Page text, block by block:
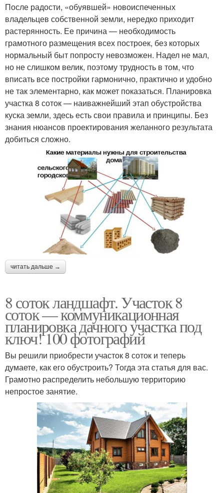
После радости, «обуявшей» новоиспеченных
владельцев собственной земли, нередко приходит
растерянность. Ее причина — необходимость
грамотного размещения всех построек, без которых
нормальный быт попросту невозможен. Надел не мал,
но не слишком велик, поэтому трудность в том, что
вписать все постройки гармонично, практично и удобно
не так элементарно, как может показаться. Планировка
участка 8 соток — наиважнейший этап обустройства
куска земли, здесь есть свои правила и принципы. Без
знания нюансов проектирования желанного результата
добиться сложно.
читать дальше →
8 соток ландшафт. Участок 8
соток — коммуникационная
планировка дачного участка под
ключ! 100 фотографий
Вы решили приобрести участок 8 соток и теперь
думаете, как его обустроить? Тогда эта статья для вас.
Грамотно распределить небольшую территорию
непростое занятие.